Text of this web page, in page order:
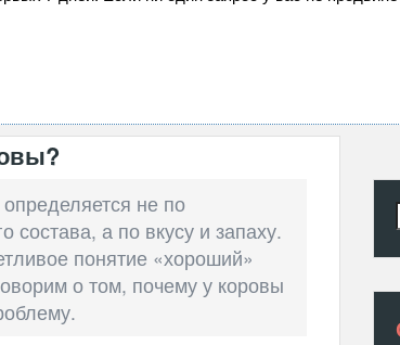
не по
состава, а по вкусу и запаху.
понятие «хороший»
о том, почему у коровы